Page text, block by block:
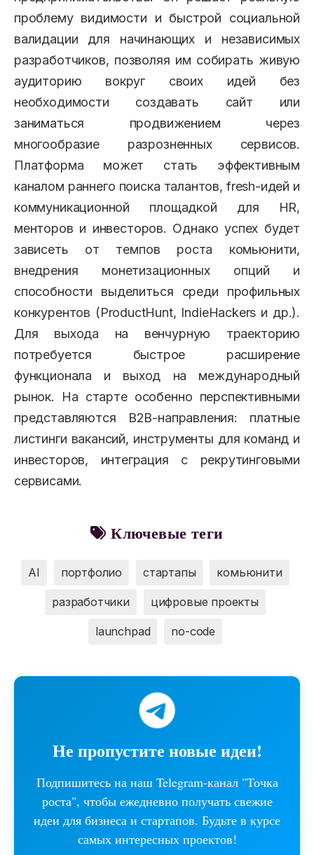
проблему видимости и быстрой социальной
валидации для начинающих и независимых
разработчиков, позволяя им собирать живую
аудиторию вокруг своих идей без
необходимости создавать сайт или
заниматься продвижением через
многообразие разрозненных сервисов.
Платформа может стать эффективным
каналом раннего поиска талантов, fresh-идей и
коммуникационной площадкой для HR,
менторов и инвесторов. Однако успех будет
зависеть от темпов роста комьюнити,
внедрения монетизационных опций и
способности выделиться среди профильных
конкурентов (ProductHunt, IndieHackers и др.).
Для выхода на венчурную траекторию
потребуется быстрое расширение
функционала и выход на международный
рынок. На старте особенно перспективными
представляются B2B-направления: платные
листинги вакансий, инструменты для команд и
инвесторов, интеграция с рекрутинговыми
сервисами.
Ключевые теги
AI портфолио стартапы комьюнити
разработчики цифровые проекты
launchpad no-code
Не пропустите новые идеи!
Подпишитесь на наш Telegram-канал "Точка
роста", чтобы ежедневно получать свежие
идеи для бизнеса и стартапов. Будьте в курсе
самых интересных проектов!